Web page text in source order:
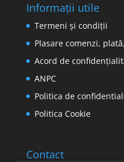
Informații utile
Termeni și condiții
Plasare comenzi,
Acord de
ANPC
Politica de
Politica Cookie
Contact